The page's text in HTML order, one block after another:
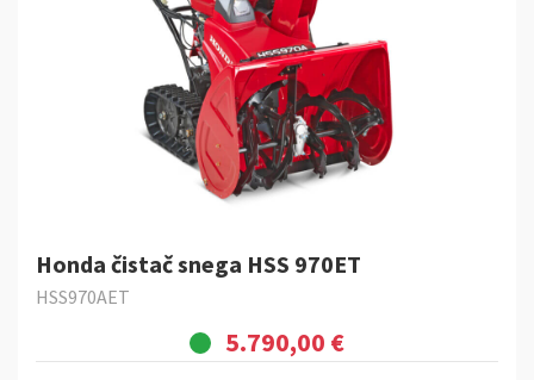
Honda čistač snega HSS 970ET
HSS970AET
5.790,00 €